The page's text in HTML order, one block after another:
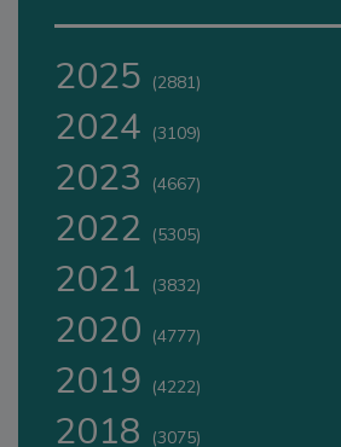
2025 (2881)
2024 (3109)
2023 (4667)
2022 (5305)
2021 (3832)
2020 (4777)
2019 (4222)
2018 (3075)